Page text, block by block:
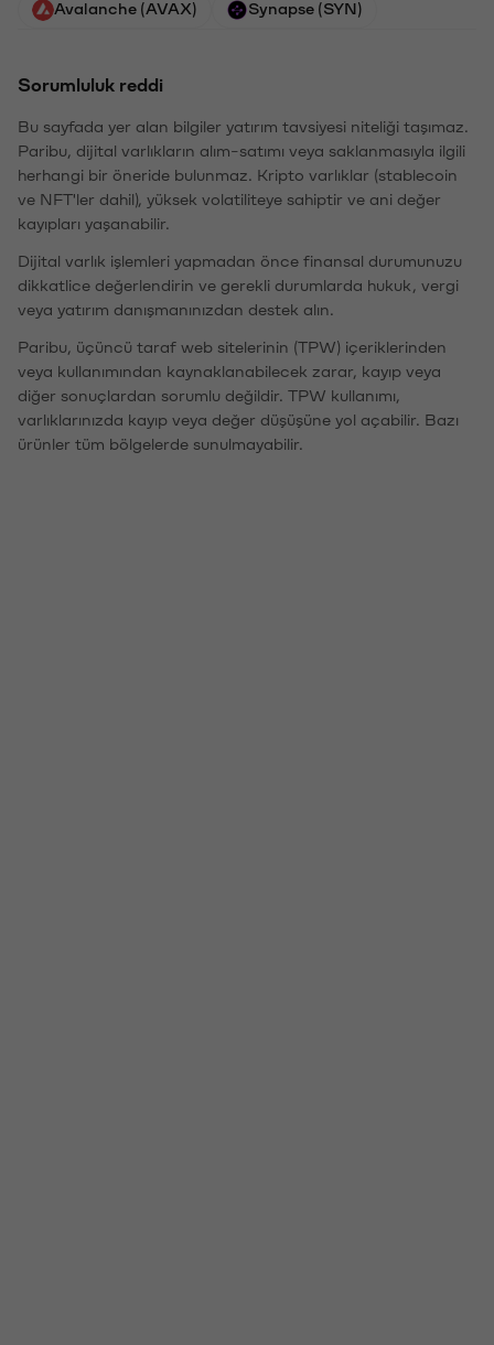
Avalanche (AVAX) Synapse (SYN)
Sorumluluk reddi
Bu sayfada yer alan bilgiler yatırım tavsiyesi niteliği taşımaz.
Paribu, dijital varlıkların alım-satımı veya saklanmasıyla ilgili
herhangi bir öneride bulunmaz. Kripto varlıklar (stablecoin
ve NFT'ler dahil), yüksek volatiliteye sahiptir ve ani değer
kayıpları yaşanabilir.
Dijital varlık işlemleri yapmadan önce finansal durumunuzu
dikkatlice değerlendirin ve gerekli durumlarda hukuk, vergi
veya yatırım danışmanınızdan destek alın.
Paribu, üçüncü taraf web sitelerinin (TPW) içeriklerinden
veya kullanımından kaynaklanabilecek zarar, kayıp veya
diğer sonuçlardan sorumlu değildir. TPW kullanımı,
varlıklarınızda kayıp veya değer düşüşüne yol açabilir. Bazı
ürünler tüm bölgelerde sunulmayabilir.